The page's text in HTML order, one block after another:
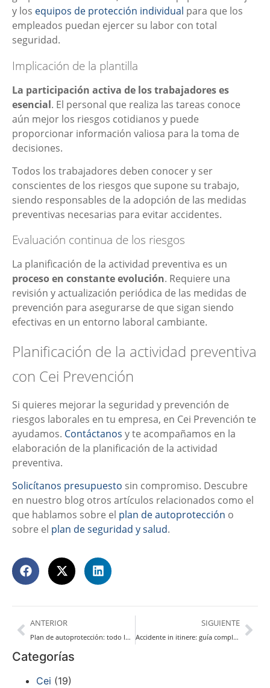
y los equipos de protección individual para que los
empleados puedan ejercer su labor con total
seguridad.
Implicación de la plantilla
La participación activa de los trabajadores es
esencial. El personal que realiza las tareas conoce
aún mejor los riesgos cotidianos y puede
proporcionar información valiosa para la toma de
decisiones.
Todos los trabajadores deben conocer y ser
conscientes de los riesgos que supone su trabajo,
siendo responsables de la adopción de las medidas
preventivas necesarias para evitar accidentes.
Evaluación continua de los riesgos
La planificación de la actividad preventiva es un
proceso en constante evolución. Requiere una
revisión y actualización periódica de las medidas de
prevención para asegurarse de que sigan siendo
efectivas en un entorno laboral cambiante.
Planificación de la actividad preventiva
con Cei Prevención
Si quieres mejorar la seguridad y prevención de
riesgos laborales en tu empresa, en Cei Prevención te
ayudamos. Contáctanos y te acompañamos en la
elaboración de la planificación de la actividad
preventiva.
Solicítanos presupuesto sin compromiso. Descubre
en nuestro blog otros artículos relacionados como el
que hablamos sobre el plan de autoprotección o
sobre el plan de seguridad y salud.
ANTERIOR
Plan de autoprotección: todo lo que debes saber
SIGUIENTE
Accidente in itinere: guía completa
Categorías
Cei (19)